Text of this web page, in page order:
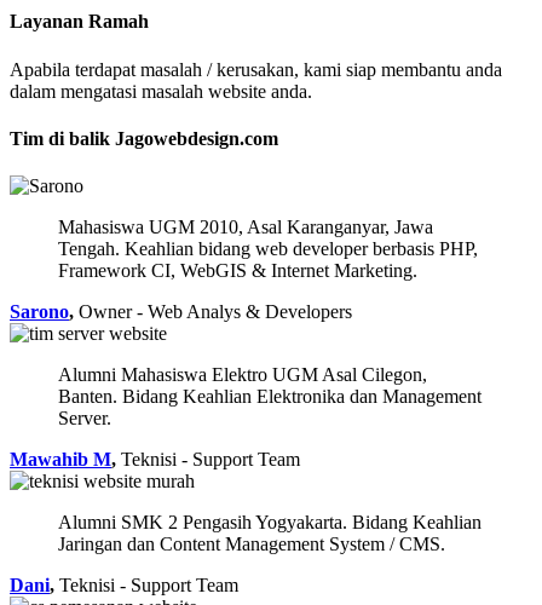
Layanan Ramah
Apabila terdapat masalah / kerusakan, kami siap membantu anda
dalam mengatasi masalah website anda.
Tim di balik Jagowebdesign.com
Mahasiswa UGM 2010, Asal Karanganyar, Jawa
Tengah. Keahlian bidang web developer berbasis PHP,
Framework CI, WebGIS & Internet Marketing.
Sarono, Owner - Web Analys & Developers
Alumni Mahasiswa Elektro UGM Asal Cilegon,
Banten. Bidang Keahlian Elektronika dan Management
Server.
Mawahib M, Teknisi - Support Team
Alumni SMK 2 Pengasih Yogyakarta. Bidang Keahlian
Jaringan dan Content Management System / CMS.
Dani, Teknisi - Support Team